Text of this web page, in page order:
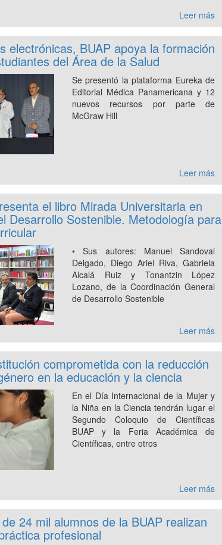
Leer más
electrónicas, BUAP apoya la formación
del Área de la Salud
Se presentó la plataforma Eureka de
Editorial Médica Panamericana y 12
nuevos recursos por parte de
McGraw Hill
Leer más
el libro Mirada Universitaria en
Desarrollo Sostenible. Metodología para
• Sus autores: Manuel Sandoval
Delgado, Diego Ariel Riva, Gabriela
Alcalá Ruiz y Tonantzin López
Lozano, de la Coordinación General
de Desarrollo Sostenible
Leer más
comprometida con la reducción
en la educación y la ciencia
En el Día Internacional de la Mujer y
la Niña en la Ciencia tendrán lugar el
Segundo Coloquio de Científicas
BUAP y la Feria Académica de
Científicas, entre otros
Leer más
24 mil alumnos de la BUAP realizan
profesional